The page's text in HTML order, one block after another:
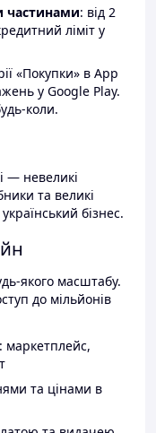
частинами: від 2
ліміт у
«Покупки» в App
у Google Play.
коли.
— невеликі
та великі
бізнес.
якого масштабу.
до мільйонів
маркетплейс,
та цінами в